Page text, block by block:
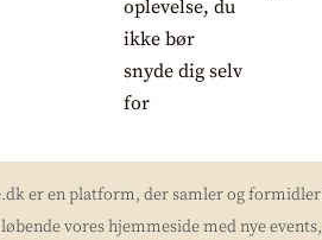
er en platform, der samler og
vores hjemmeside med nye